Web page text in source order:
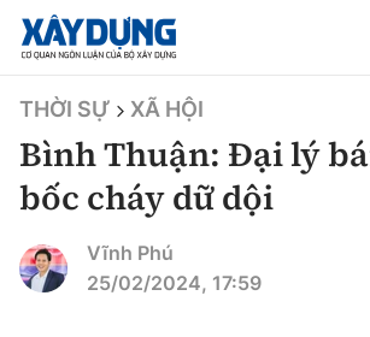
TIN BỘ XÂY DỰNG
CHUYÊN MỤC
THỜI SỰ XÃ HỘI
Bình Thuận: Đại lý
bốc cháy dữ dội
Vĩnh Phú
25/02/2024, 17:59